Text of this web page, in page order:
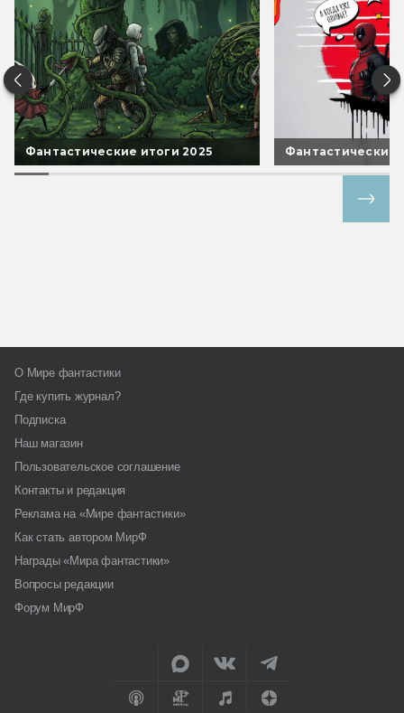
Фантастические итоги 2025 Фантастические
О Мире фантастики
Где купить журнал?
Подписка
Наш магазин
Пользовательское соглашение
Контакты и редакция
Реклама на «Мире фантастики»
Как стать автором МирФ
Награды «Мира фантастики»
Вопросы редакции
Форум МирФ